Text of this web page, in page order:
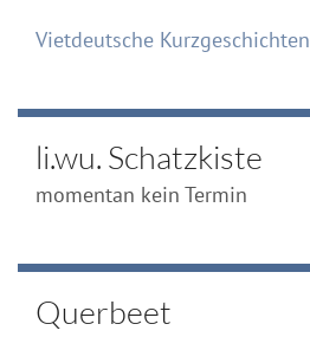
Vietdeutsche Kurzgeschichten
li.wu. Schatzkiste
momentan kein Termin
Querbeet